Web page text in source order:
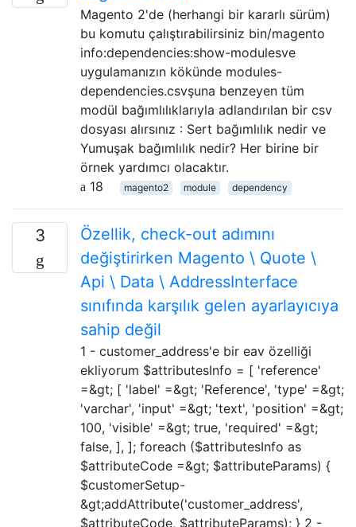
Magento 2'de (herhangi bir kararlı sürüm)
bu komutu çalıştırabilirsiniz bin/magento
info:dependencies:show-modulesve
uygulamanızın kökünde modules-
dependencies.csvşuna benzeyen tüm
modül bağımlılıklarıyla adlandırılan bir csv
dosyası alırsınız : Sert bağımlılık nedir ve
Yumuşak bağımlılık nedir? Her birine bir
örnek yardımcı olacaktır.
18
magento2 module dependency
3
Özellik, check-out adımını
değiştirirken Magento \ Quote \
Api \ Data \ AddressInterface
sınıfında karşılık gelen ayarlayıcıya
sahip değil
1 - customer_address'e bir eav özelliği
ekliyorum $attributesInfo = [ 'reference'
=&gt; [ 'label' =&gt; 'Reference', 'type' =&gt;
'varchar', 'input' =&gt; 'text', 'position' =&gt;
100, 'visible' =&gt; true, 'required' =&gt;
false, ], ]; foreach ($attributesInfo as
$attributeCode =&gt; $attributeParams) {
$customerSetup-
&gt;addAttribute('customer_address',
$attributeCode, $attributeParams); } 2 -